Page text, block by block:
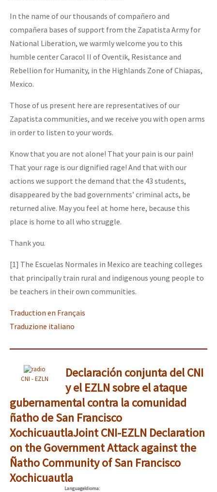
In the name of our thousands of compañero and
compañera bases of support from the Zapatista Army for
National Liberation, we warmly welcome you to this
humble center Caracol II of Oventik, Resistance and
Rebellion for Humanity, in the Highlands Zone of Chiapas,
Mexico.
Those of us present here are representatives of our
Zapatista communities, and we receive you with open arms
in order to listen to your words.
Know that you are not alone! That your pain is our pain!
That your rage is our dignified rage! And that with our
actions we support the demand that the 43 students,
disappeared by the bad governments’ criminal acts, be
returned alive. May you feel at home here, because this
place is home to all who struggle.
Thank you.
[1] The Escuelas Normales in Mexico are teaching colleges
that principally train rural and indigenous young people to
be teachers in their own communities.
Traduction en Français
Traduzione italiano
CNI - EZLN
Declaración conjunta del CNI
y el EZLN sobre el ataque
gubernamental contra la comunidad
ñatho de San Francisco
XochicuautlaJoint CNI-EZLN Declaration
on the Government Attack against the
Ñatho Community of San Francisco
Xochicuautla
LanguageIdioma: